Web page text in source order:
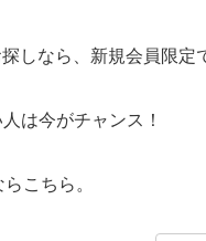
しなら、新規会員限定
は今がチャンス！
こちら。